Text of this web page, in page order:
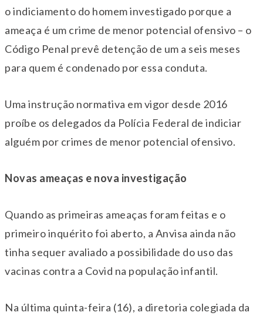
o indiciamento do homem investigado porque a
ameaça é um crime de menor potencial ofensivo – o
Código Penal prevê detenção de um a seis meses
para quem é condenado por essa conduta.
Uma instrução normativa em vigor desde 2016
proíbe os delegados da Polícia Federal de indiciar
alguém por crimes de menor potencial ofensivo.
Novas ameaças e nova investigação
Quando as primeiras ameaças foram feitas e o
primeiro inquérito foi aberto, a Anvisa ainda não
tinha sequer avaliado a possibilidade do uso das
vacinas contra a Covid na população infantil.
Na última quinta-feira (16), a diretoria colegiada da